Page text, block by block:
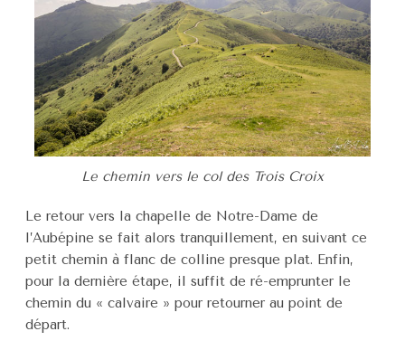
Le chemin vers le col des Trois Croix
Le retour vers la chapelle de Notre-Dame de
l’Aubépine se fait alors tranquillement, en suivant ce
petit chemin à flanc de colline presque plat. Enfin,
pour la dernière étape, il suffit de ré-emprunter le
chemin du « calvaire » pour retourner au point de
départ.